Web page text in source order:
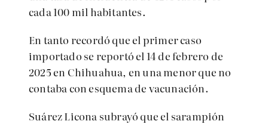
cada 100 mil habitantes.
En tanto recordó que el primer caso
importado se reportó el 14 de febrero de
2025 en Chihuahua, en una menor que no
contaba con esquema de vacunación.
Suárez Licona subrayó que el sarampión